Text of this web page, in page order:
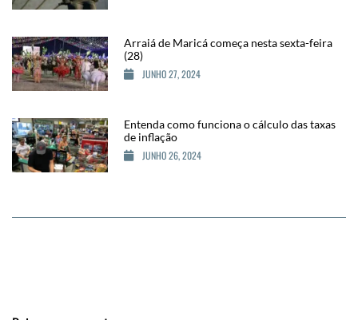
Arraiá de Maricá começa nesta sexta-feira
(28)
JUNHO 27, 2024
Entenda como funciona o cálculo das taxas
de inflação
JUNHO 26, 2024